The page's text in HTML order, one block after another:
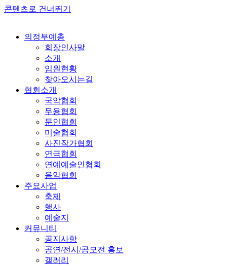
콘텐츠로 건너뛰기
의정부예총
회장인사말
소개
임원현황
찾아오시는길
협회소개
국악협회
무용협회
문인협회
미술협회
사진작가협회
연극협회
연예예술인협회
음악협회
주요사업
축제
행사
예술지
커뮤니티
공지사항
공연/전시/공모전 홍보
갤러리